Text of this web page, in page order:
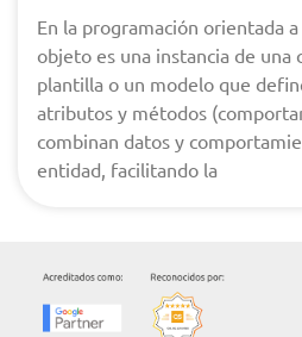
En la programación orientada
objeto es una instancia de una
plantilla o un modelo que
atributos y métodos
combinan datos y
entidad, facilitando la